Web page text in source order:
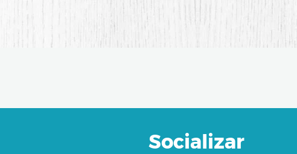
Socializar